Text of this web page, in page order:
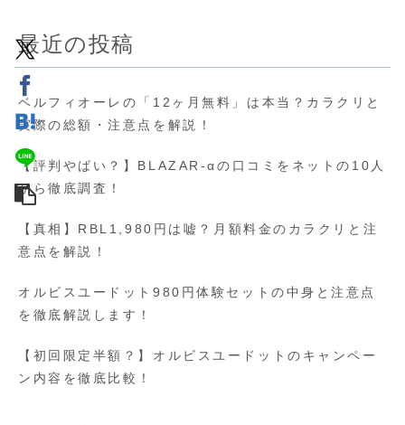
最近の投稿
ベルフィオーレの「12ヶ月無料」は本当？カラクリと
実際の総額・注意点を解説！
【評判やばい？】BLAZAR-αの口コミをネットの10人
から徹底調査！
【真相】RBL1,980円は嘘？月額料金のカラクリと注
意点を解説！
オルビスユードット980円体験セットの中身と注意点
を徹底解説します！
【初回限定半額？】オルビスユードットのキャンペー
ン内容を徹底比較！